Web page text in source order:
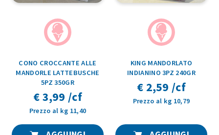
CONO CROCCANTE ALLE
MANDORLE LATTEBUSCHE
5PZ 350GR
€ 3,99 /cf
Prezzo al kg 11,40
KING MANDORLATO
INDIANINO 3PZ 240GR
€ 2,59 /cf
Prezzo al kg 10,79